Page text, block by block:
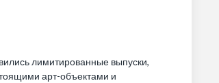
лимитированные выпуски,
арт-объектами и